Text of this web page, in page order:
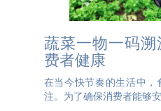
蔬菜一物一码
费者健康
在当今快节奏的生活中，
注。为了确保消费者能够